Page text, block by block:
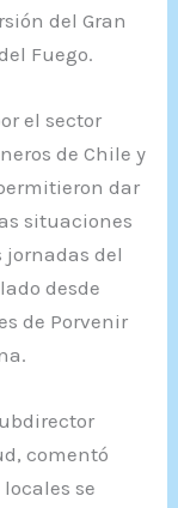
del Gran
Fuego.
el sector
de Chile y
dar
situaciones
jornadas del
desde
de Porvenir
comentó
se